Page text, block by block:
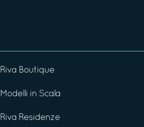
Riva Boutique
Modelli in Scala
Riva Residenze